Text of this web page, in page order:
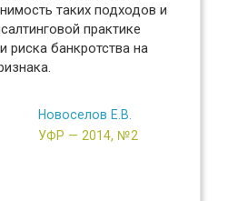
таких подходов и
практике
риска банкротства на
Новоселов Е.В.
УФР — 2014, №2